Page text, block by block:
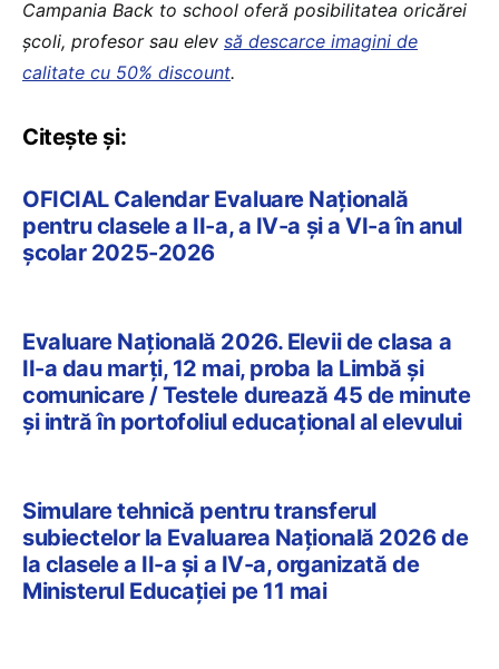
Campania Back to school oferă posibilitatea oricărei
școli, profesor sau elev să descarce imagini de
calitate cu 50% discount.
Citește și:
OFICIAL Calendar Evaluare Națională
pentru clasele a II-a, a IV-a și a VI-a în anul
școlar 2025-2026
Evaluare Națională 2026. Elevii de clasa a
II-a dau marți, 12 mai, proba la Limbă și
comunicare / Testele durează 45 de minute
și intră în portofoliul educațional al elevului
Simulare tehnică pentru transferul
subiectelor la Evaluarea Națională 2026 de
la clasele a II-a și a IV-a, organizată de
Ministerul Educației pe 11 mai